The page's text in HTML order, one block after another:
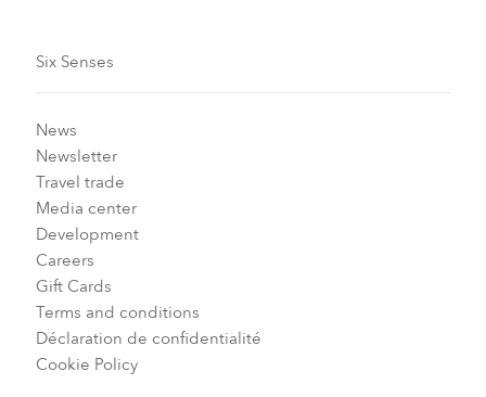
Six Senses
News
Newsletter
Travel trade
Media center
Development
Careers
Gift Cards
Terms and conditions
Déclaration de confidentialité
Cookie Policy